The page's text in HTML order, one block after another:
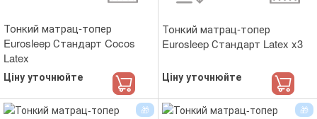
Тонкий матрац-топер
Eurosleep Стандарт Cocos
Latex
Ціну уточнюйте
Тонкий матрац-топер
Eurosleep Стандарт Latex x3
Ціну уточнюйте